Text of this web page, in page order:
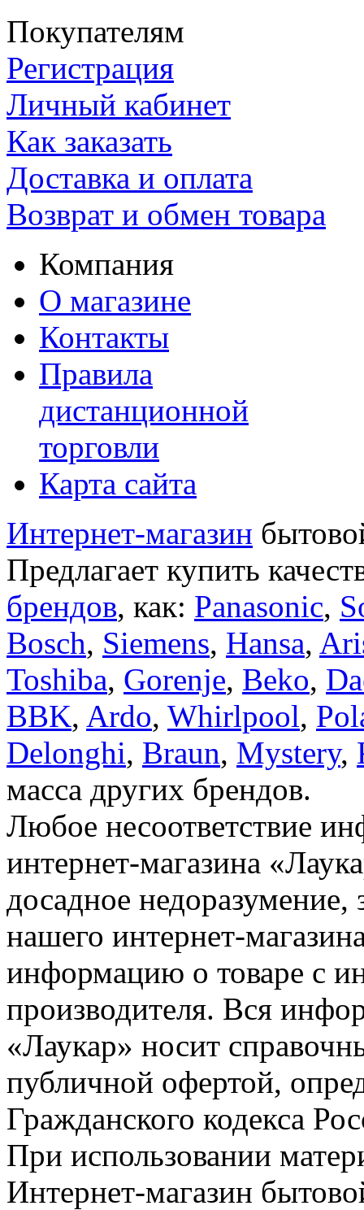
Покупателям
Регистрация
Личный кабинет
Как заказать
Доставка и оплата
Возврат и обмен товара
Компания
О магазине
Контакты
Правила
дистанционной
торговли
Карта сайта
Интернет-магазин
Предлагает купить
брендов, как: Panasonic,
Bosch, Siemens, Hansa,
Toshiba, Gorenje, Beko,
BBK, Ardo, Whirlpool,
Delonghi, Braun, Mystery,
масса других брендов.
Любое несоответствие
интернет-магазина
досадное недоразумение,
нашего интернет-
информацию о товаре с
производителя. Вся
«Лаукар» носит
публичной офертой,
Гражданского кодекса
При использовании
Интернет-магазин